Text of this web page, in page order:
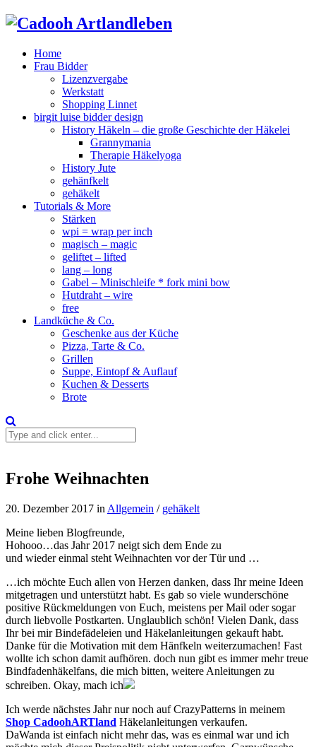
Home
Frau Bidder
Lizenzvergabe
Werkstatt
Shopping Linnet
birgit luise bidder design
History Häkeln – die große Geschichte der Häkelei
Grannymania
Therapie Häkelyoga
History Jute
gehänfkelt
gehäkelt
Tutorials & More
Stärken
wpi = wrap per inch
magisch – magic
geliftet – lifted
lang – long
Gabel – Minischleife * fork mini bow
Hutdraht – wire
free
Landküche & Co.
Geschenke aus der Küche
Pizza, Tarte & Co.
Grillen
Suppe, Eintopf & Auflauf
Kuchen & Desserts
Brote
Frohe Weihnachten
20. Dezember 2017 in Allgemein / gehäkelt
Meine lieben Blogfreunde,
Hohooo…das Jahr 2017 neigt sich dem Ende zu
und wieder einmal steht Weihnachten vor der Tür und …
…ich möchte Euch allen von Herzen danken, dass Ihr meine Ideen
mitgetragen und unterstützt habt. Es gab so viele wunderschöne
positive Rückmeldungen von Euch, meistens per Mail oder sogar
durch liebvolle Postkarten. Unglaublich schön! Vielen Dank, dass
Ihr bei mir Bindefädeleien und Häkelanleitungen gekauft habt.
Danke für die Motivation mit dem Hänfkeln weiterzumachen! Fast
wollte ich schon damit aufhören. doch nun gibt es immer mehr treue
Bindfadenhäkelfans, die mich bitten, weitere Anleitungen zu
schreiben. Okay, mach ich
Ich werde nächstes Jahr nur noch auf CrazyPatterns in meinem
Shop CadoohARTland Häkelanleitungen verkaufen.
DaWanda ist einfach nicht mehr das, was es einmal war und ich